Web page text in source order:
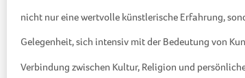
nicht nur eine wertvolle künstlerische Erfahrung,
Gelegenheit, sich intensiv mit der Bedeutung von
Verbindung zwischen Kultur, Religion und